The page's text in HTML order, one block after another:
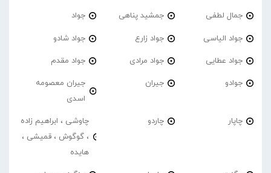
جمال لطفی جمشید پناهی جواد
جواد الیاسی جواد زارع جواد شادو
جواد عطایی جواد مرادی جواد مقدم
جوادو جیران
جیران معصومه
اسدی
چاپار چاردو
چاوشی ، ابراهیم زاده
، گوگوش ، قمیشی ،
هایده